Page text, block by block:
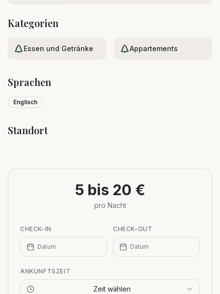
Kategorien
Essen und Getränke Appartements
Sprachen
Englisch
Standort
−
5 bis 20 €
pro Nacht
CHECK-IN
Datum
CHECK-OUT
Datum
ANKUNFTSZEIT
Zeit wählen